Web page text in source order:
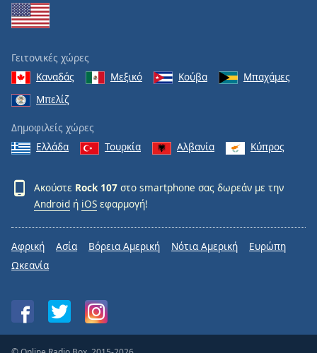
Γειτονικές χώρες
Καναδάς
Μεξικό Κούβα
Μπαχάμες
Μπελίζ
Δημοφιλείς χώρες
Ελλάδα
Τουρκία Αλβανία Κύπρος
Ακούστε Rock 107 στο smartphone σας δωρεάν με την
Android ή iOS εφαρμογή!
Αφρική Ασία Βόρεια Αμερική Νότια Αμερική
Ευρώπη
Ωκεανία